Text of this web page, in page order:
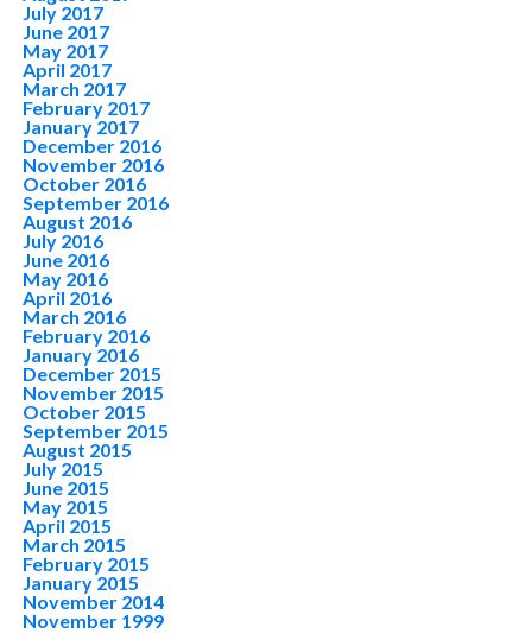
July 2017
June 2017
May 2017
April 2017
March 2017
February 2017
January 2017
December 2016
November 2016
October 2016
September 2016
August 2016
July 2016
June 2016
May 2016
April 2016
March 2016
February 2016
January 2016
December 2015
November 2015
October 2015
September 2015
August 2015
July 2015
June 2015
May 2015
April 2015
March 2015
February 2015
January 2015
November 2014
November 1999